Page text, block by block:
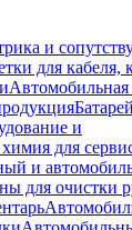
и
для кабеля,
и
для
и
для очистки